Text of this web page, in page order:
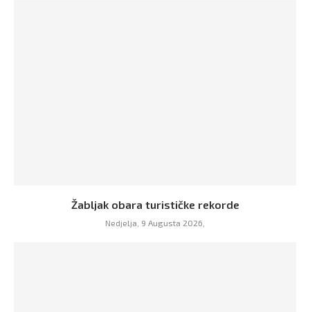
Žabljak obara turističke rekorde
Nedjelja, 9 Augusta 2026,